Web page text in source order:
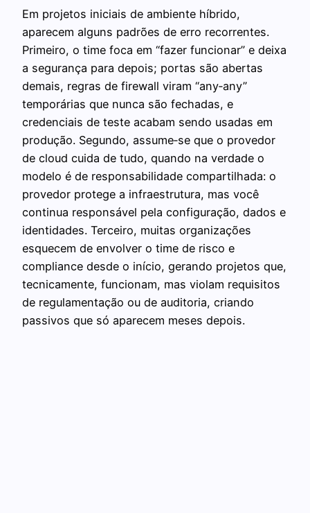
Em projetos iniciais de ambiente híbrido,
aparecem alguns padrões de erro recorrentes.
Primeiro, o time foca em “fazer funcionar” e deixa
a segurança para depois; portas são abertas
demais, regras de firewall viram “any‑any”
temporárias que nunca são fechadas, e
credenciais de teste acabam sendo usadas em
produção. Segundo, assume‑se que o provedor
de cloud cuida de tudo, quando na verdade o
modelo é de responsabilidade compartilhada: o
provedor protege a infraestrutura, mas você
continua responsável pela configuração, dados e
identidades. Terceiro, muitas organizações
esquecem de envolver o time de risco e
compliance desde o início, gerando projetos que,
tecnicamente, funcionam, mas violam requisitos
de regulamentação ou de auditoria, criando
passivos que só aparecem meses depois.